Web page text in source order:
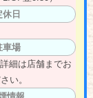
休日
車場
細は店舗までお
い。